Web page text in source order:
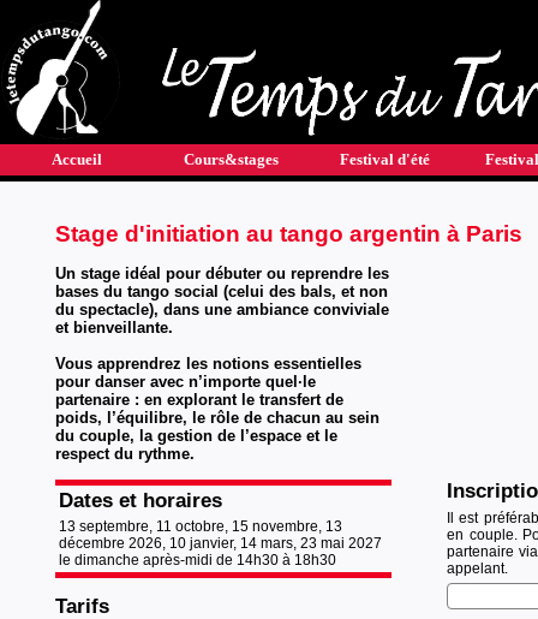
Accueil Cours&stages Festival d'été
Stage d'initiation au tango argentin à Paris
Un stage idéal pour débuter ou reprendre les
bases du tango social (celui des bals, et non
du spectacle), dans une ambiance conviviale
et bienveillante.
Vous apprendrez les notions essentielles
pour danser avec n’importe quel·le
partenaire : en explorant le transfert de
poids, l’équilibre, le rôle de chacun au sein
du couple, la gestion de l’espace et le
respect du rythme.
Dates et horaires
13 septembre, 11 octobre, 15 novembre, 13
décembre 2026, 10 janvier, 14 mars, 23 mai 2027
le dimanche après-midi de 14h30 à 18h30
Tarifs
Il est
en couple.
partenaire
appelant.